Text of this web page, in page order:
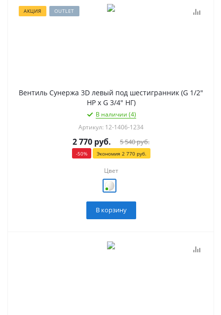
АКЦИЯ OUTLET
Вентиль Сунержа 3D левый под шестигранник (G 1/2"
НР х G 3/4" НГ)
В наличии (4)
Артикул: 12-1406-1234
2 770 руб. 5 540руб.
-50% Экономия 2 770руб.
Цвет
В корзину